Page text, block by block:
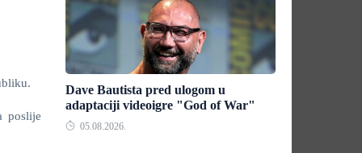
poslije
Dave Bautista pred ulogom u
adaptaciji videoigre "God of War"
05.08.2026.